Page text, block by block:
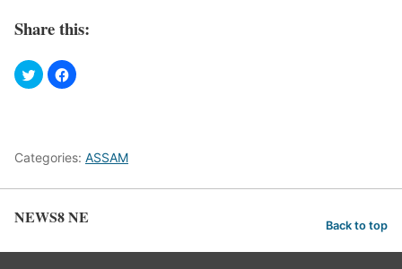
Share this:
Categories: ASSAM
NEWS8 NE Back to top